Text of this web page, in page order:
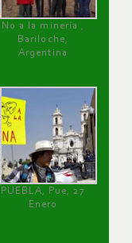
No a la minería ,
Bariloche,
Argentina
PUEBLA, Pue, 27
Enero